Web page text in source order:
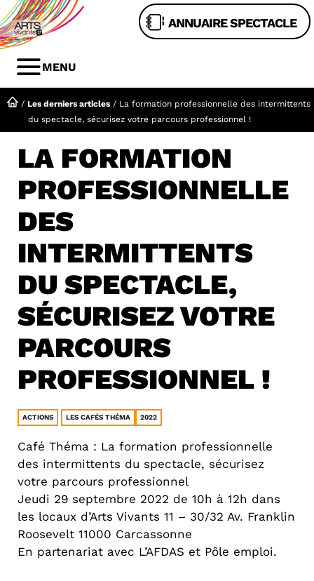
Aller
au
contenu
ANNUAIRE SPECTACLE
MENU
MENU
/ Les derniers articles / La formation professionnelle des intermittents
du spectacle, sécurisez votre parcours professionnel !
LA FORMATION
PROFESSIONNELLE
DES
INTERMITTENTS
DU SPECTACLE,
SÉCURISEZ VOTRE
PARCOURS
PROFESSIONNEL !
ACTIONS LES CAFÉS THÉMA 2022
Café Théma : La formation professionnelle
des intermittents du spectacle, sécurisez
votre parcours professionnel
Jeudi 29 septembre 2022 de 10h à 12h dans
les locaux d’Arts Vivants 11 – 30/32 Av. Franklin
Roosevelt 11000 Carcassonne
En partenariat avec L’AFDAS et Pôle emploi.